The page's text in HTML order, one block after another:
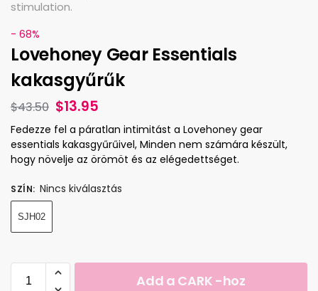
- 68%
Lovehoney Gear Essentials
kakasgyűrűk
$43.50 $13.95
Fedezze fel a páratlan intimitást a Lovehoney gear
essentials kakasgyűrűivel, Minden nem számára készült,
hogy növelje az örömöt és az elégedettséget.
SZÍN: Nincs kiválasztás
SJH02
Add a CARK -hoz